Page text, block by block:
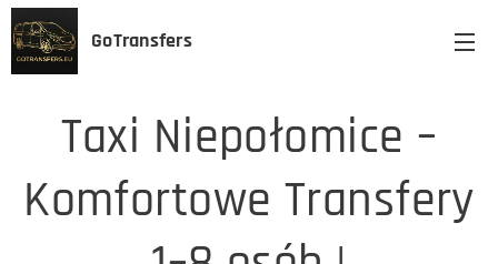
GoTransfers
Taxi Niepołomice –
Komfortowe Transfery